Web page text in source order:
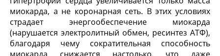
миокарда, а не коронарная сеть. В этих условиях
страдает энергообеспечение миокарда
(нарушается электролитный обмен, ресинтез АТФ),
благодаря чему сократительная способность